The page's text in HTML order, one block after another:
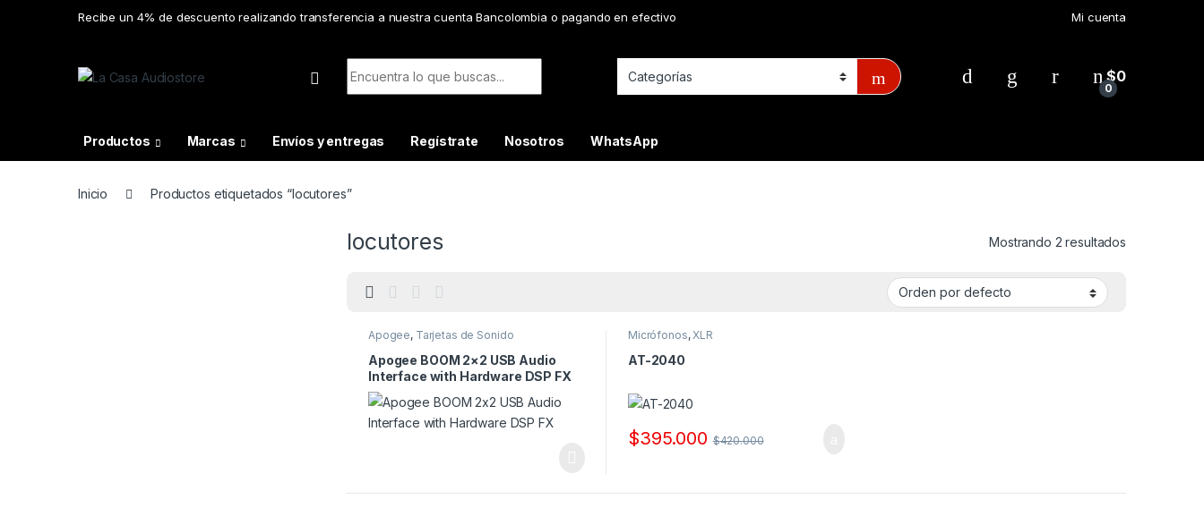
Recibe un 4% de descuento realizando transferencia a nuestra cuenta Bancolombia o pagando en efectivo Mi cuenta
0
$0
Productos Marcas Envíos y entregas Regístrate Nosotros WhatsApp
Inicio Productos etiquetados “locutores”
locutores Mostrando 2 resultados
Apogee, Tarjetas de Sonido
Apogee BOOM 2×2 USB Audio
Interface with Hardware DSP FX
Micrófonos,XLR
AT-2040
$395.000 $420.000